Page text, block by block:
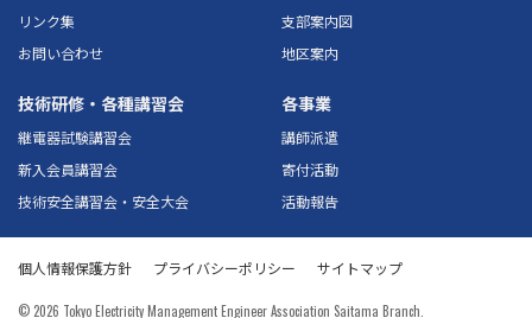
リンク集
お問い合わせ
支部案内図
地区案内
技術研修・各種講習会
継電器試験講習会
新入会員講習会
技術安全講習会・安全大会
各事業
講師派遣
寄付活動
活動報告
個人情報保護方針 プライバシーポリシー サイトマップ
© 2026 Tokyo Electricity Management Engineer Association Saitama Branch.